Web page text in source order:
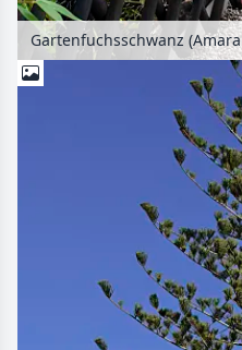
Gartenfuchsschwanz